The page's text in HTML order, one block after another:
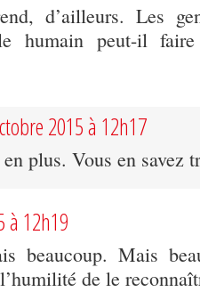
d’ailleurs. Les
humain peut-il
2015 à 12h17
plus. Vous en savez
à 12h19
beaucoup. Mais
de le